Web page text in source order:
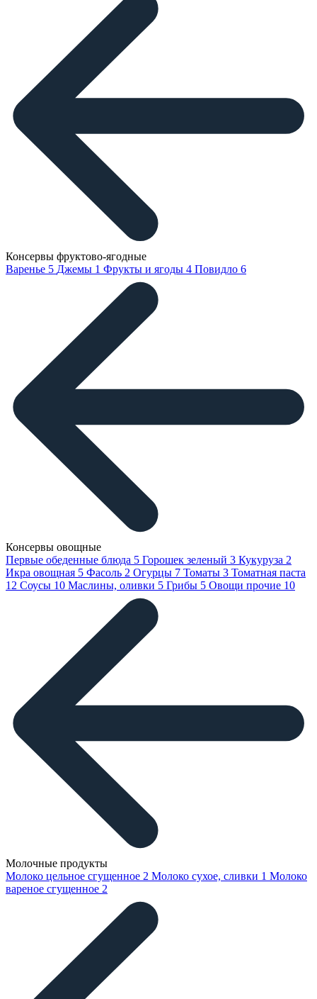
Консервы фруктово-ягодные
Варенье 5 Джемы 1 Фрукты и ягоды 4 Повидло 6
Консервы овощные
Первые обеденные блюда 5 Горошек зеленый 3 Кукуруза 2
Икра овощная 5 Фасоль 2 Огурцы 7 Томаты 3 Томатная паста
12 Соусы 10 Маслины, оливки 5 Грибы 5 Овощи прочие 10
Молочные продукты
Молоко цельное сгущенное 2 Молоко сухое, сливки 1 Молоко
вареное сгущенное 2